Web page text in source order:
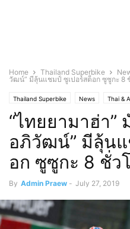
Home Thailand Superbike
วัฒน์” มีลุ้นแชมป์ ซูเปอร์สต็อก ซูซูกะ 8
Thailand Superbike News Thai &
“ไทยยามาฮ่า”
อภิวัฒน์” มีลุ้น
อก ซูซูกะ 8 ชั่ว
By Admin Praew - July 27, 2019